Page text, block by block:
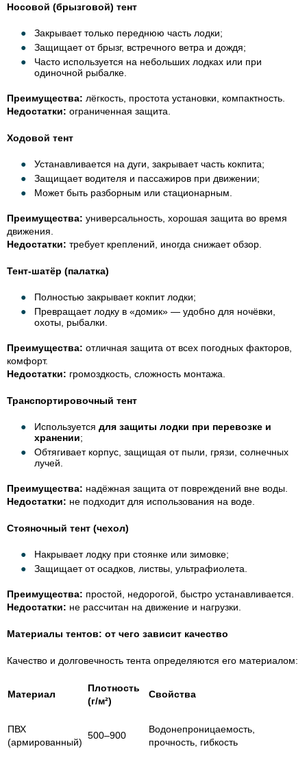
Носовой (брызговой) тент
Закрывает только переднюю часть лодки;
Защищает от брызг, встречного ветра и дождя;
Часто используется на небольших лодках или при
одиночной рыбалке.
Преимущества: лёгкость, простота установки, компактность.
Недостатки: ограниченная защита.
Ходовой тент
Устанавливается на дуги, закрывает часть кокпита;
Защищает водителя и пассажиров при движении;
Может быть разборным или стационарным.
Преимущества: универсальность, хорошая защита во время
движения.
Недостатки: требует креплений, иногда снижает обзор.
Тент-шатёр (палатка)
Полностью закрывает кокпит лодки;
Превращает лодку в «домик» — удобно для ночёвки,
охоты, рыбалки.
Преимущества: отличная защита от всех погодных факторов,
комфорт.
Недостатки: громоздкость, сложность монтажа.
Транспортировочный тент
Используется для защиты лодки при перевозке и
хранении;
Обтягивает корпус, защищая от пыли, грязи, солнечных
лучей.
Преимущества: надёжная защита от повреждений вне воды.
Недостатки: не подходит для использования на воде.
Стояночный тент (чехол)
Накрывает лодку при стоянке или зимовке;
Защищает от осадков, листвы, ультрафиолета.
Преимущества: простой, недорогой, быстро устанавливается.
Недостатки: не рассчитан на движение и нагрузки.
Материалы тентов: от чего зависит качество
Качество и долговечность тента определяются его материалом:
Материал
Плотность
(г/м²)
Свойства
ПВХ
(армированный)
500–900
Водонепроницаемость,
прочность, гибкость